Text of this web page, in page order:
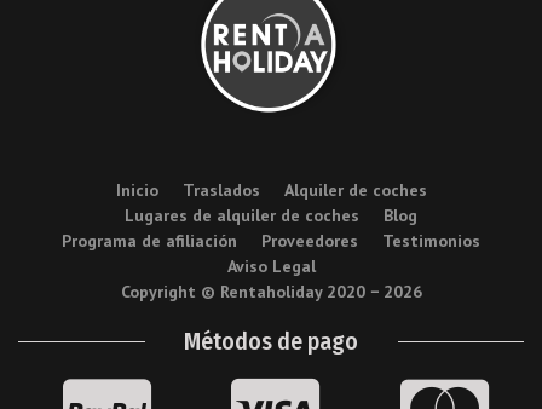
Inicio Traslados
Alquiler de coches
Lugares de alquiler de coches
Blog
Programa de afiliación
Proveedores
Testimonios
Aviso Legal
Copyright © Rentaholiday 2020 − 2026
Métodos de pago